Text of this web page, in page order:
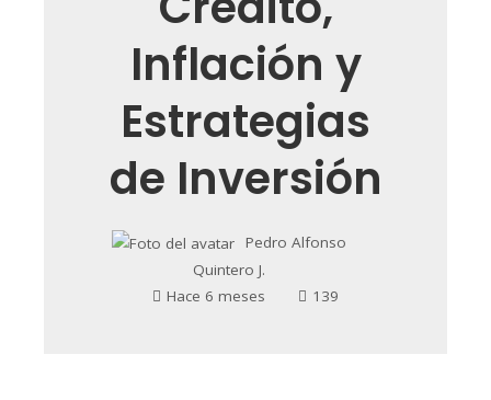
Inflación y
Estrategias
de Inversión
Pedro Alfonso
Quintero J.
Hace 6 meses
139